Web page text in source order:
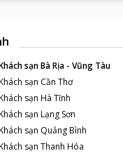
sạnBà Rịa - Vũng Tàu
sạn Cần Thơ
sạn Hà Tĩnh
sạn Lạng Sơn
sạn Quảng Bình
sạn Thanh Hóa